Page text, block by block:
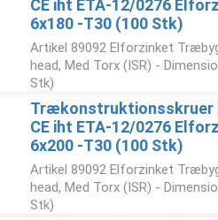
CE iht ETA-12/0276
6x180 -T30 (100 Stk)
Artikel 89092 Elforzinket
head, Med Torx (ISR) -
Stk)
Trækonstruktionsskruer
CE iht ETA-12/0276
6x200 -T30 (100 Stk)
Artikel 89092 Elforzinket
head, Med Torx (ISR) -
Stk)